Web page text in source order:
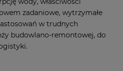
zadaniowe, wytrzymałe
w trudnych
budowlano-remontowej, do